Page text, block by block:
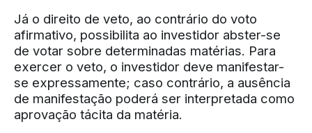
Já o direito de veto, ao contrário do voto
afirmativo, possibilita ao investidor abster-se
de votar sobre determinadas matérias. Para
exercer o veto, o investidor deve manifestar-
se expressamente; caso contrário, a ausência
de manifestação poderá ser interpretada como
aprovação tácita da matéria.